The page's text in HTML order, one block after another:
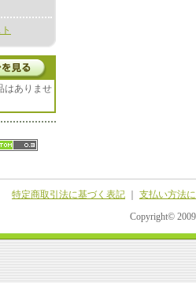
はありませ
特定商取引法に基づく表記
支払い方法
Copyright©